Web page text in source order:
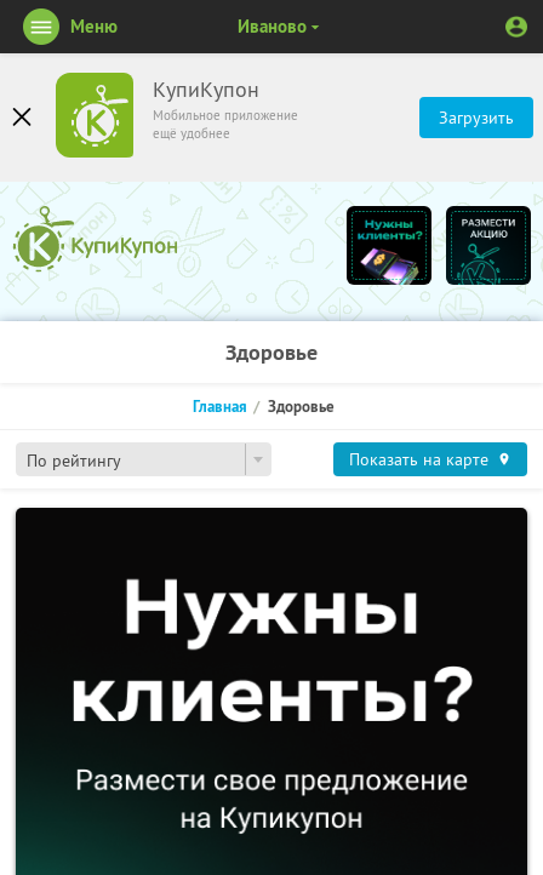
КупиКупон
Мобильное приложение
ещё удобнее
Загрузить
Меню Иваново
Здоровье
По рейтингу
Главная Здоровье
Показать на карте